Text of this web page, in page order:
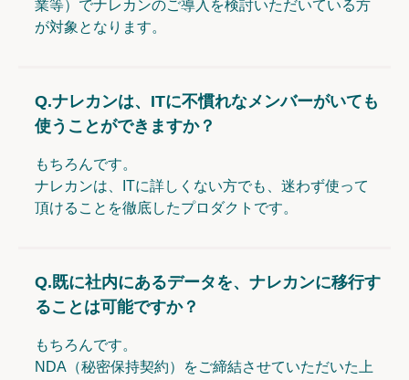
業等）でナレカンのご導入を検討いただいている方
が対象となります。
Q.ナレカンは、ITに不慣れなメンバーがいても
使うことができますか？
もちろんです。
ナレカンは、ITに詳しくない方でも、迷わず使って
頂けることを徹底したプロダクトです。
Q.既に社内にあるデータを、ナレカンに移行す
ることは可能ですか？
もちろんです。
NDA（秘密保持契約）をご締結させていただいた上